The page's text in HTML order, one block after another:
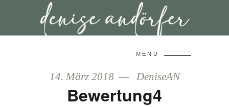
MENU
14. März 2018 DeniseAN
Bewertung4